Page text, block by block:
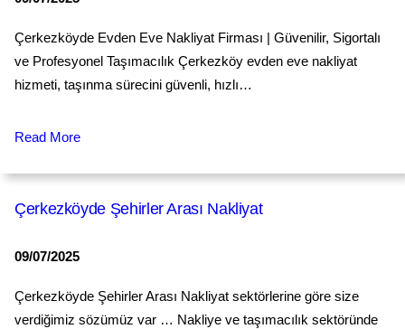
Çerkezköyde Evden Eve Nakliyat Firması | Güvenilir, Sigortalı
ve Profesyonel Taşımacılık Çerkezköy evden eve nakliyat
hizmeti, taşınma sürecini güvenli, hızlı…
Read More
Çerkezköyde Şehirler Arası Nakliyat
09/07/2025
Çerkezköyde Şehirler Arası Nakliyat sektörlerine göre size
verdiğimiz sözümüz var … Nakliye ve taşımacılık sektöründe